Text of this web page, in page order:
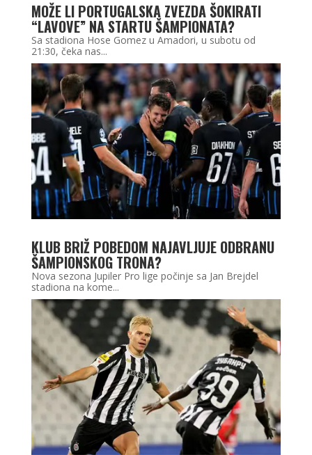
MOŽE LI PORTUGALSKA ZVEZDA ŠOKIRATI
“LAVOVE” NA STARTU ŠAMPIONATA?
Sa stadiona Hose Gomez u Amadori, u subotu od
21:30, čeka nas...
KLUB BRIŽ POBEDOM NAJAVLJUJE ODBRANU
ŠAMPIONSKOG TRONA?
Nova sezona Jupiler Pro lige počinje sa Jan Brejdel
stadiona na kome...